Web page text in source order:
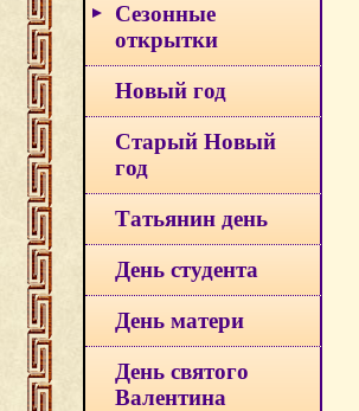
Сезонные
открытки
Новый год
Старый Новый
год
Татьянин день
День студента
День матери
День святого
Валентина